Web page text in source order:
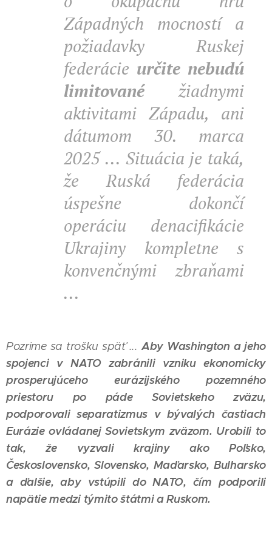
Západných mocností a
požiadavky Ruskej
federácie určite nebudú
limitovanéžiadnymi
aktivitami Západu, ani
dátumom 30. marca
2025 ... Situácia je taká,
že Ruská federácia
úspešne dokončí
operáciu denacifikácie
Ukrajiny kompletne s
konvenčnými zbraňami
...
Pozrime sa trošku späť ...Aby Washington a jeho
spojenci v NATO zabránili vzniku ekonomicky
prosperujúceho eurázijského pozemného
priestoru po páde Sovietskeho zväzu,
podporovali separatizmus v bývalých častiach
Eurázie ovládanej Sovietskym zväzom. Urobili to
tak,
že vyzvali krajiny ako Poľsko,
Československo, Slovensko, Maďarsko, Bulharsko
a ďalšie, aby vstúpili do NATO, čím podporili
napätie medzi týmito štátmi a Ruskom.